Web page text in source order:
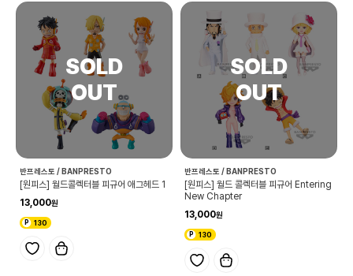
반프레스토 / BANPRESTO
[원피스] 월드콜렉터블 피규어 애그헤드 1
13,000
130
반프레스토 / BANPRESTO
[원피스] 월드 콜렉터블 피규어 Entering
New Chapter
13,000
130